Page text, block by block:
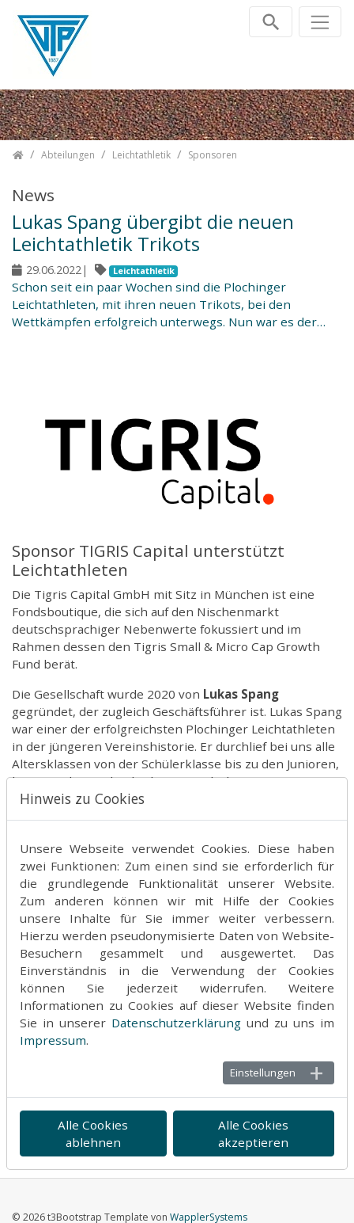
Zum Inhalt springen
TV Plochingen e.V.
Abteilungen Leichtathletik Sponsoren
News
Lukas Spang übergibt die neuen
Leichtathletik Trikots
29.06.2022| Leichtathletik
Schon seit ein paar Wochen sind die Plochinger
Leichtathleten, mit ihren neuen Trikots, bei den
Wettkämpfen erfolgreich unterwegs. Nun war es der…
Sponsor TIGRIS Capital unterstützt
Leichtathleten
Die Tigris Capital GmbH mit Sitz in München ist eine
Fondsboutique, die sich auf den Nischenmarkt
deutschsprachiger Nebenwerte fokussiert und im
Rahmen dessen den Tigris Small & Micro Cap Growth
Fund berät.
Die Gesellschaft wurde 2020 von Lukas Spang
gegründet, der zugleich Geschäftsführer ist. Lukas Spang
war einer der erfolgreichsten Plochinger Leichtathleten
in der jüngeren Vereinshistorie. Er durchlief bei uns alle
Altersklassen von der Schülerklasse bis zu den Junioren,
bevor es ihn studienbedingt aus Plochingen wegzog.
Lukas hat auch in seiner Studienzeit nie den Kontakt zu
seiner Leichtathletik Abteilung verloren und hat, so oft
seinem Betriebswirtschafts Studium zog es Lukas Spang
dann in den Finanzsektor, wo er schließlich seine eigene
Firma gründete.
© 2026 t3Bootstrap Template von WapplerSystems
Hinweis zu Cookies
Unsere Webseite verwendet Cookies. Diese haben
zwei Funktionen: Zum einen sind sie erforderlich für
die grundlegende Funktionalität unserer Website.
Zum anderen können wir mit Hilfe der Cookies
unsere Inhalte für Sie immer weiter verbessern.
Hierzu werden pseudonymisierte Daten von Website-
Besuchern gesammelt und ausgewertet. Das
Einverständnis in die Verwendung der Cookies
können Sie jederzeit widerrufen. Weitere
Informationen zu Cookies auf dieser Website finden
Sie in unserer Datenschutzerklärung und zu uns im
Impressum.
Einstellungen
Alle Cookies
ablehnen
Alle Cookies
akzeptieren